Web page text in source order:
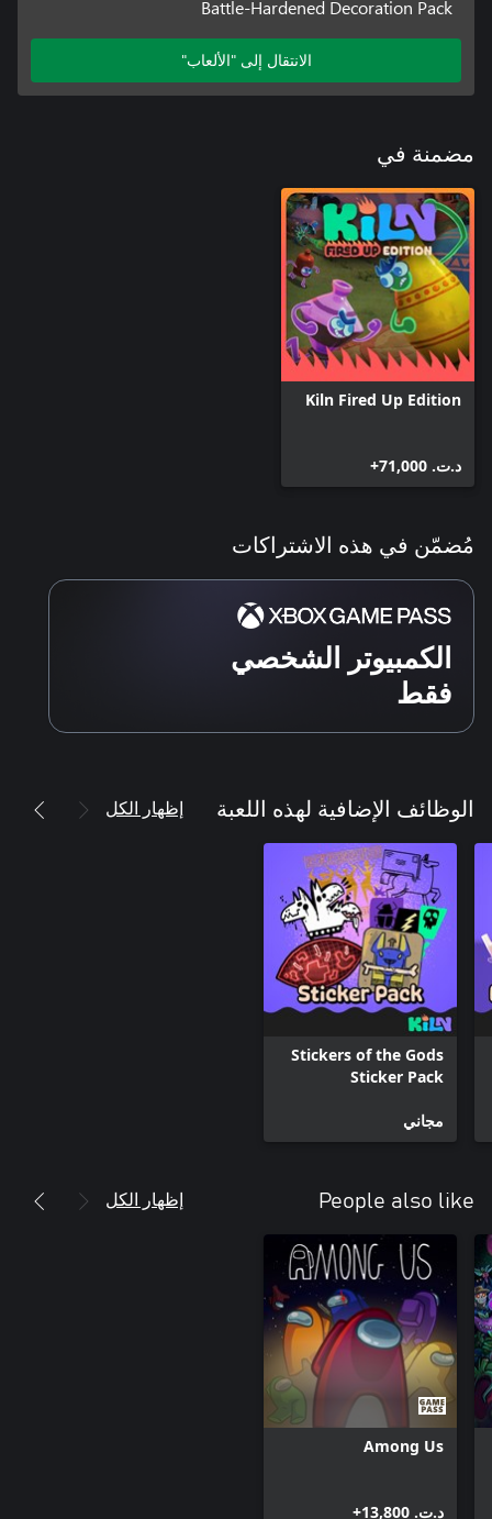
Battle-Hardened Decoration Pack
الانتقال إلى "الألعاب"
مضمنة في
Kiln Fired Up Edition
د.ت.‏ 71,000+
مُضمّن في هذه الاشتراكات
الكمبيوتر الشخصي
فقط
الوظائف الإضافية لهذه اللعبة إظهار الكل
Stickers of the Gods
Sticker Pack
مجاني
People also like إظهار الكل
Among Us
د.ت.‏ 13,800+